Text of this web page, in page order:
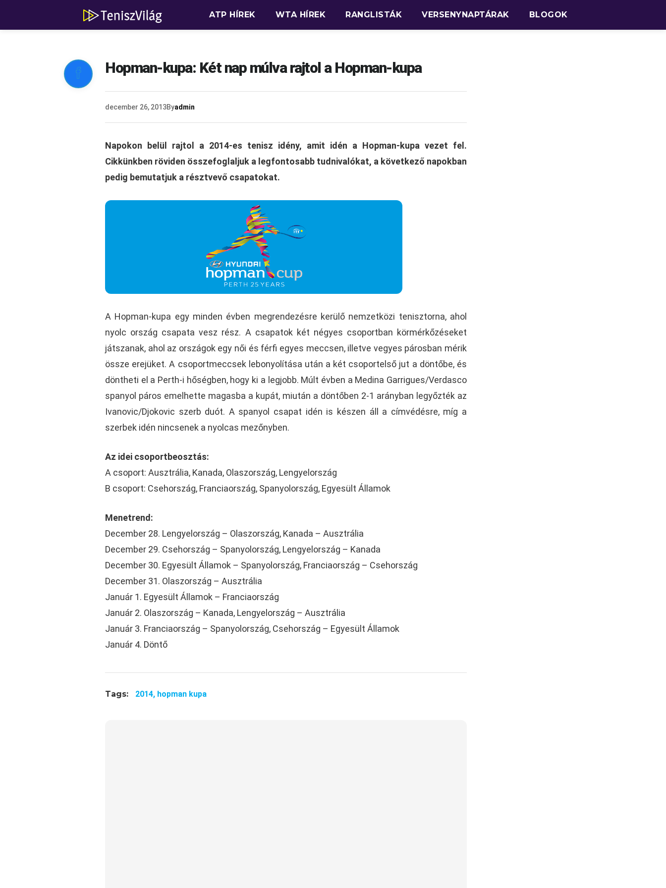
ATP HÍREK WTA HÍREK RANGLISTÁK VERSENYNAPTÁRAK BLOGOK
 Hopman-kupa: Két nap múlva rajtol a Hopman-kupa
december 26, 2013Byadmin
Napokon belül rajtol a 2014-es tenisz idény, amit idén a Hopman-kupa vezet fel.
Cikkünkben röviden összefoglaljuk a legfontosabb tudnivalókat, a következő napokban
pedig bemutatjuk a résztvevő csapatokat.
A Hopman-kupa egy minden évben megrendezésre kerülő nemzetközi tenisztorna, ahol
nyolc ország csapata vesz rész. A csapatok két négyes csoportban körmérkőzéseket
játszanak, ahol az országok egy női és férfi egyes meccsen, illetve vegyes párosban mérik
össze erejüket. A csoportmeccsek lebonyolítása után a két csoportelső jut a döntőbe, és
döntheti el a Perth-i hőségben, hogy ki a legjobb. Múlt évben a Medina Garrigues/Verdasco
spanyol páros emelhette magasba a kupát, miután a döntőben 2-1 arányban legyőzték az
Ivanovic/Djokovic szerb duót. A spanyol csapat idén is készen áll a címvédésre, míg a
szerbek idén nincsenek a nyolcas mezőnyben.
Az idei csoportbeosztás:
A csoport: Ausztrália, Kanada, Olaszország, Lengyelország
B csoport: Csehország, Franciaország, Spanyolország, Egyesült Államok
Menetrend:
December 28. Lengyelország – Olaszország, Kanada – Ausztrália
December 29. Csehország – Spanyolország, Lengyelország – Kanada
December 30. Egyesült Államok – Spanyolország, Franciaország – Csehország
December 31. Olaszország – Ausztrália
Január 1. Egyesült Államok – Franciaország
Január 2. Olaszország – Kanada, Lengyelország – Ausztrália
Január 3. Franciaország – Spanyolország, Csehország – Egyesült Államok
Január 4. Döntő
Tags: 2014, hopman kupa